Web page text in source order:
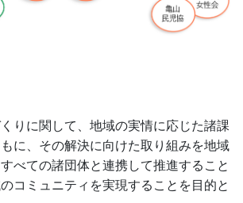
りに関して、地域の実情に応じた諸課
に、その解決に向けた取り組みを地域
べての諸団体と連携して推進すること
コミュニティを実現することを目的と